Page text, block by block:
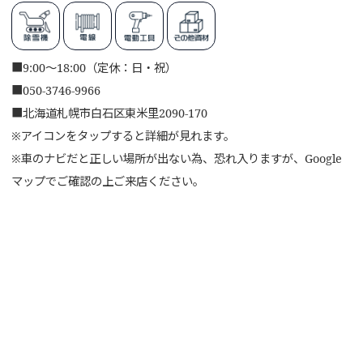
■9:00～18:00（定休：日・祝）
■050-3746-9966
■北海道札幌市白石区東米里2090-170
※アイコンをタップすると詳細が見れます。
※車のナビだと正しい場所が出ない為、恐れ入りますが、Google
マップでご確認の上ご来店ください。